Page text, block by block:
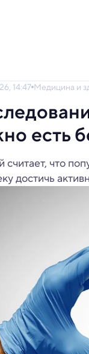
14:47 Медицина и
есть
считает, что
достичь